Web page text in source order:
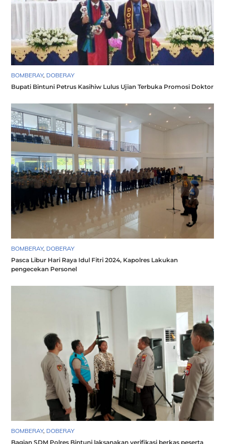
BOMBERAY, DOBERAY
Bupati Bintuni Petrus Kasihiw Lulus Ujian Terbuka Promosi Doktor
BOMBERAY, DOBERAY
Pasca Libur Hari Raya Idul Fitri 2024, Kapolres Lakukan
pengecekan Personel
BOMBERAY, DOBERAY
Bagian SDM Polres Bintuni laksanakan verifikasi berkas peserta